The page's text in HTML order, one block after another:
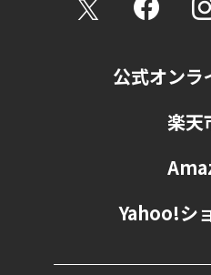
公式オンラ
楽天
Yahoo!シ